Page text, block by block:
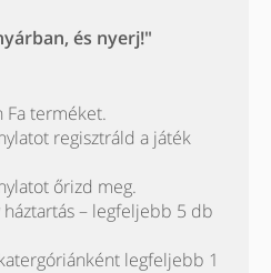
és nyerj!"
Fa terméket.
regisztráld a játék
őrizd meg.
háztartás – legfeljebb 5 db
legfeljebb 1